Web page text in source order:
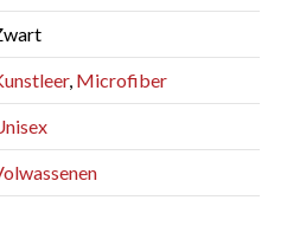
, Microfiber